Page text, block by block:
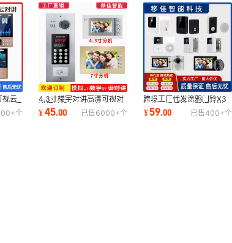
视云
开门
个
4.3寸楼宇对讲高清可视对
讲门铃设备7寸智能小区单
元门口门禁系统
¥45.00 已售6000+个
跨境工厂代发涂鸦门铃X3
智能可视门铃别墅门铃猫眼
门铃
¥59.00 已售400+个